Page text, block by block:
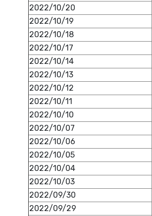
2022/10/20
2022/10/19
2022/10/18
2022/10/17
2022/10/14
2022/10/13
2022/10/12
2022/10/11
2022/10/10
2022/10/07
2022/10/06
2022/10/05
2022/10/04
2022/10/03
2022/09/30
2022/09/29